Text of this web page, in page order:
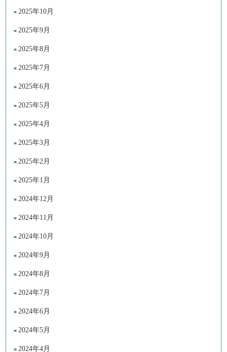
2025年10月
2025年9月
2025年8月
2025年7月
2025年6月
2025年5月
2025年4月
2025年3月
2025年2月
2025年1月
2024年12月
2024年11月
2024年10月
2024年9月
2024年8月
2024年7月
2024年6月
2024年5月
2024年4月